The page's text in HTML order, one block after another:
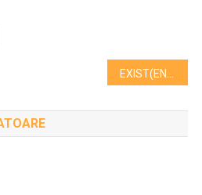
EXIST(ENȚĂ), expoziție personală a artistului clujean Nemes Csaba la Muzeul de Artă